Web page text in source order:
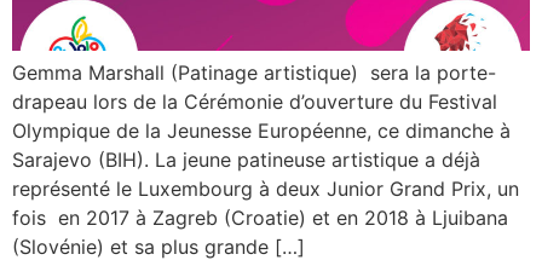
Gemma Marshall (Patinage artistique) sera la porte-
drapeau lors de la Cérémonie d’ouverture du Festival
Olympique de la Jeunesse Européenne, ce dimanche à
Sarajevo (BIH). La jeune patineuse artistique a déjà
représenté le Luxembourg à deux Junior Grand Prix, un
fois en 2017 à Zagreb (Croatie) et en 2018 à Ljuibana
(Slovénie) et sa plus grande […]